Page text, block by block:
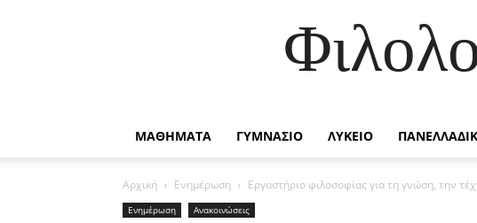
ΜΑΘΗΜΑΤΑ ΓΥΜΝΑΣΙΟ ΛΥΚΕΙΟ
Αρχική Ενημέρωση Εργαστήριο φιλοσοφίας για τη γνώση, την
Ενημέρωση Ανακοινώσεις